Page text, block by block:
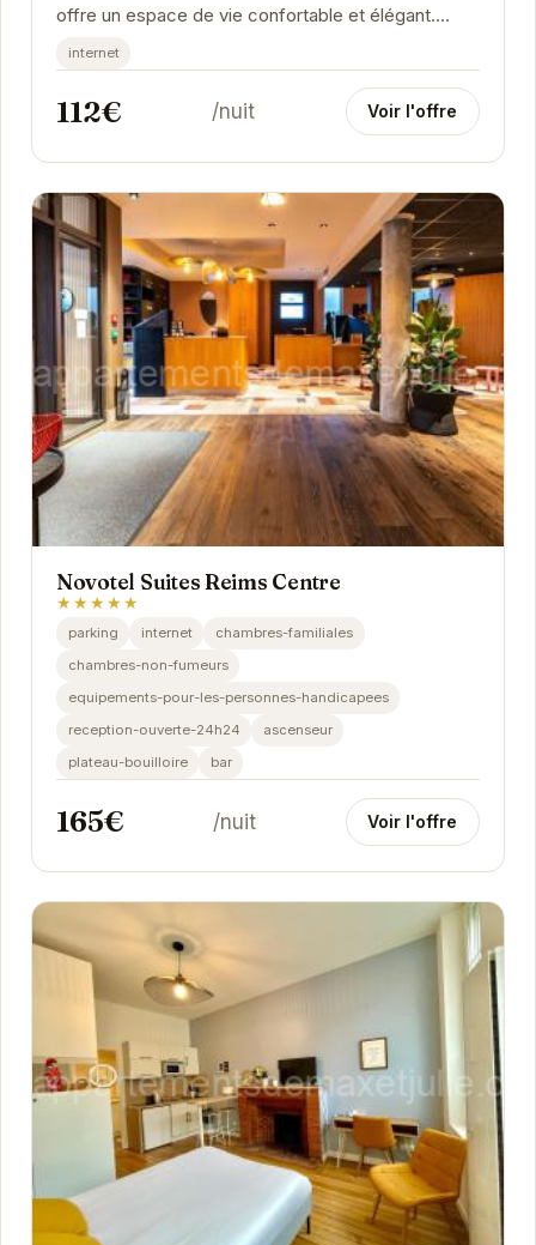
offre un espace de vie confortable et élégant.
Avec sa décoration soignée et ses équipements...
internet
112€ /nuit Voir l'offre
Novotel Suites Reims Centre
★★★★★
parking internet
chambres-familiales
chambres-non-fumeurs
equipements-pour-les-personnes-handicapees
reception-ouverte-24h24
ascenseur
plateau-bouilloire
bar
165€ /nuit Voir l'offre